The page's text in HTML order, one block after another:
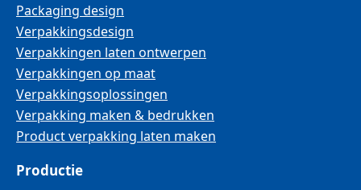
Packaging design
Verpakkingsdesign
Verpakkingen laten ontwerpen
Verpakkingen op maat
Verpakkingsoplossingen
Verpakking maken & bedrukken
Product verpakking laten maken
Productie